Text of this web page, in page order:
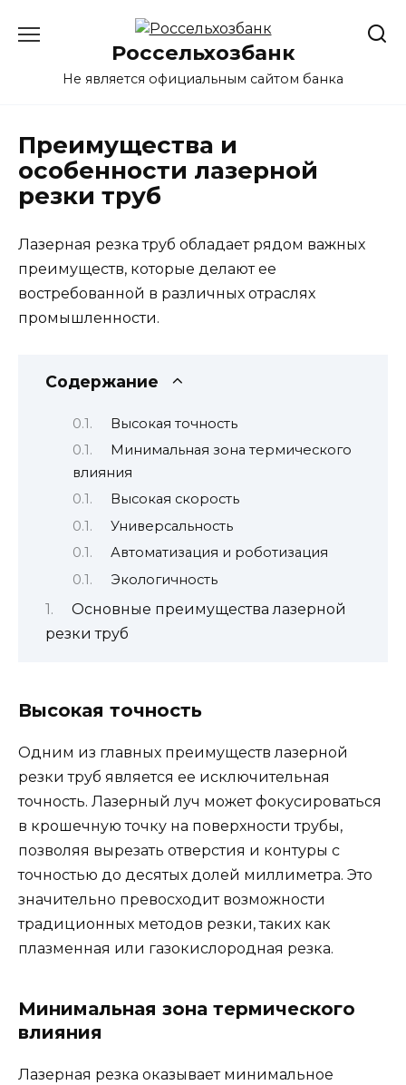
Россельхозбанк
Не является официальным сайтом банка
Преимущества и
особенности лазерной
резки труб
Лазерная резка труб обладает рядом важных
преимуществ, которые делают ее
востребованной в различных отраслях
промышленности.
Содержание
Высокая точность
Минимальная зона термического
влияния
Высокая скорость
Универсальность
Автоматизация и роботизация
Экологичность
Основные преимущества лазерной
резки труб
Высокая точность
Одним из главных преимуществ лазерной
резки труб является ее исключительная
точность. Лазерный луч может фокусироваться
в крошечную точку на поверхности трубы,
позволяя вырезать отверстия и контуры с
точностью до десятых долей миллиметра. Это
значительно превосходит возможности
традиционных методов резки, таких как
плазменная или газокислородная резка.
Минимальная зона термического
влияния
Лазерная резка оказывает минимальное